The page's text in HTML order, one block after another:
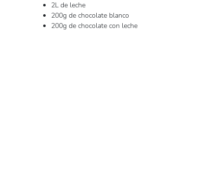
2L de leche
200g de chocolate blanco
200g de chocolate con leche